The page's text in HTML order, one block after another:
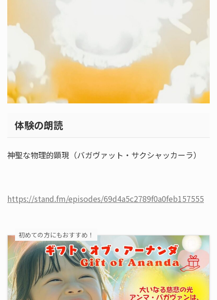
体験の朗読
神聖な物理的顕現（バガヴァット・サクシャッカーラ）
https://stand.fm/episodes/69d4a5c2789f0a0feb157555
初めての方にもおすすめ！